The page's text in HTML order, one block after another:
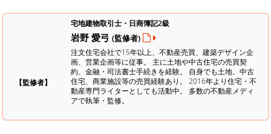
【監修者】
宅地建物取引士・日商簿記2級
岩野 愛弓 (監修者)
注文住宅会社で15年以上、不動産売買、建築デザイン企
画、営業企画等に従事。 主に土地や中古住宅の売買契
約、金融・司法書士手続きを経験。 自身でも土地、中古
住宅、商業施設等の売買経験あり。 2016年より住宅・不
動産専門ライターとしても活動中。 多数の不動産メディ
アで執筆・監修。